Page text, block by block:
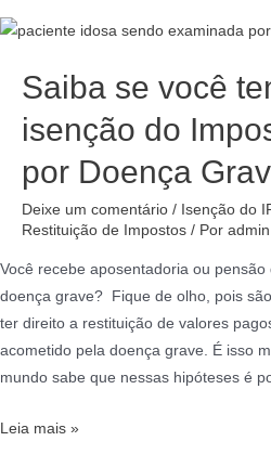
Saiba se você
isenção do
por Doença
Deixe um comentário / Isenção do
Restituição de Impostos / Por admin
Você recebe aposentadoria ou
doença grave? Fique de olho, pois
ter direito a restituição de valores
acometido pela doença grave. É isso
mundo sabe que nessas hipóteses é
Leia mais »